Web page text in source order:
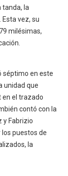
la
vez, su
milésimas,
séptimo en este
unidad que
en el trazado
contó con la
y Fabrizio
puestos de
la